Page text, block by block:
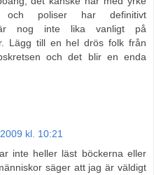
och poliser har definitivt
är nog inte lika vanligt på
Lägg till en hel drös folk från
och det blir en enda
kl. 10:21
inte heller läst böckerna eller
säger att jag är väldigt